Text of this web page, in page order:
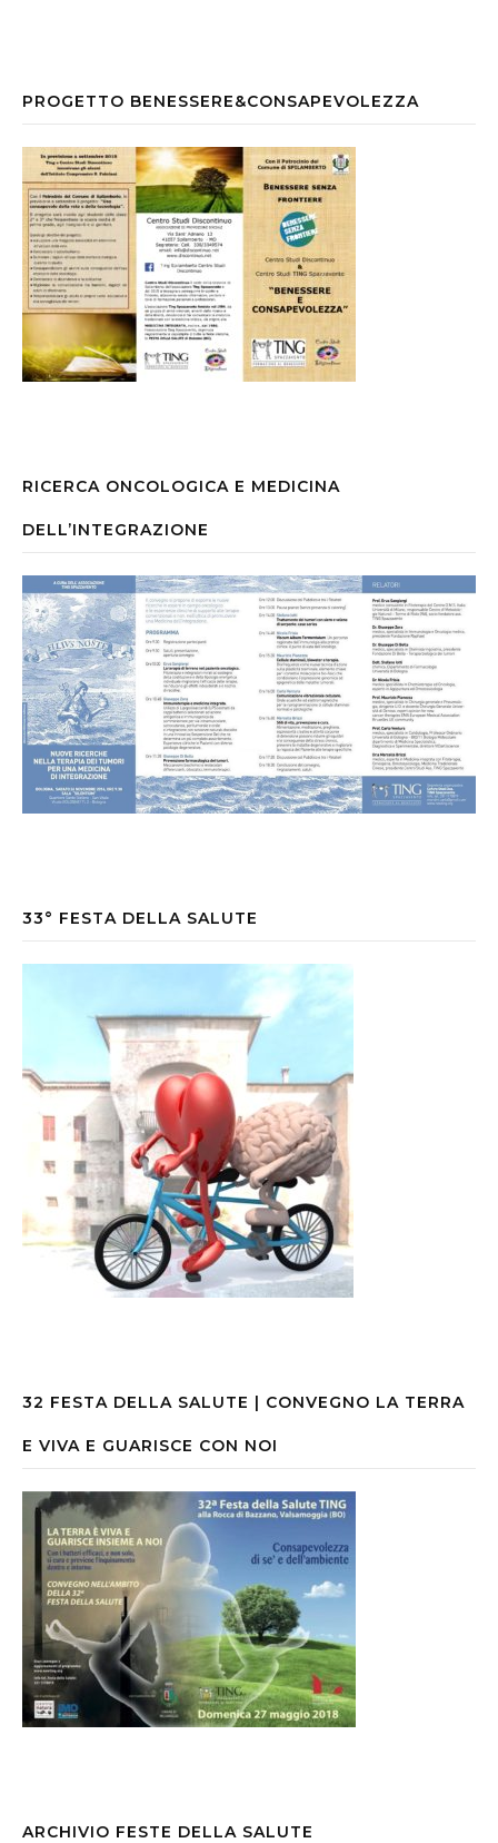
PROGETTO BENESSERE&CONSAPEVOLEZZA
RICERCA ONCOLOGICA E MEDICINA
DELL’INTEGRAZIONE
33° FESTA DELLA SALUTE
32 FESTA DELLA SALUTE | CONVEGNO LA TERRA
E VIVA E GUARISCE CON NOI
ARCHIVIO FESTE DELLA SALUTE